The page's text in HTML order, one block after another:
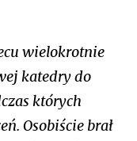
wielokrotnie
katedry do
których
Osobiście brał